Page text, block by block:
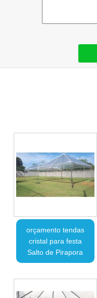
orçamento tendas
cristal para festa
Salto de Pirapora